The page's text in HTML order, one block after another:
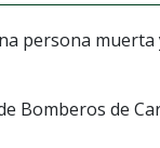
persona
Bomberos de